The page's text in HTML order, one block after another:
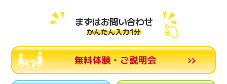
まずはお問い合わせ
かんたん入力1分
無料体験・ご説明会